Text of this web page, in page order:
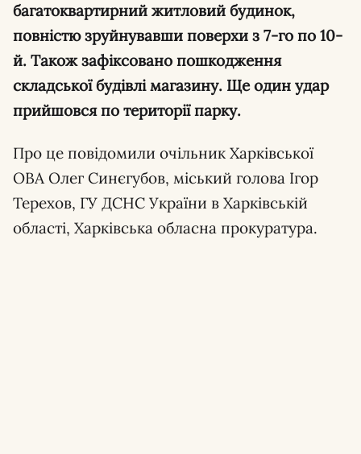
багатоквартирний житловий будинок,
повністю зруйнувавши поверхи з 7-го по 10-
й. Також зафіксовано пошкодження
складської будівлі магазину. Ще один удар
прийшовся по території парку.
Про це повідомили очільник Харківської
ОВА Олег Синєгубов, міський голова Ігор
Терехов, ГУ ДСНС України в Харківській
області, Харківська обласна прокуратура.